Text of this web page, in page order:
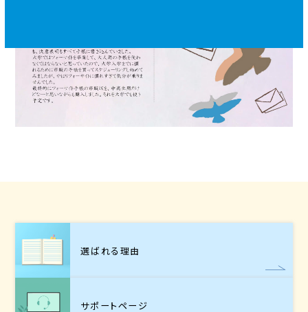
選ばれる理由
サポートページ